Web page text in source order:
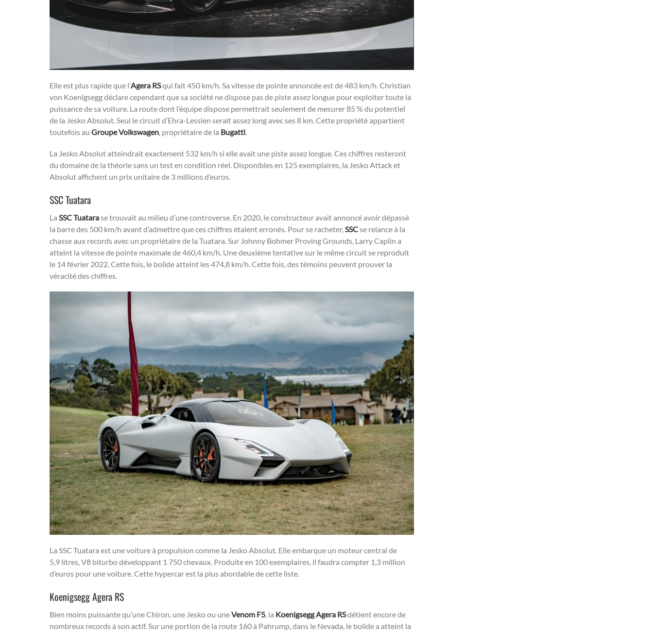
Elle est plus rapide que l’Agera RSqui fait 450 km/h. Sa vitesse de pointe annoncée est de 483 km/h. Christian
von Koenigsegg déclare cependant que sa société ne dispose pas de piste assez longue pour exploiter toute la
puissance de sa voiture. La route dont l’équipe dispose permettrait seulement de mesurer 85 % du potentiel
de la Jesko Absolut. Seul le circuit d’Ehra-Lessien serait assez long avec ses 8 km. Cette propriété appartient
toutefois au Groupe Volkswagen, propriétaire de la Bugatti.
La Jesko Absolut atteindrait exactement 532 km/h si elle avait une piste assez longue. Ces chiffres resteront
du domaine de la théorie sans un test en condition réel. Disponibles en 125 exemplaires, la Jesko Attack et
Absolut affichent un prix unitaire de 3 millions d’euros.
SSC Tuatara
La SSC Tuatarase trouvait au milieu d’une controverse. En 2020, le constructeur avait annoncé avoir dépassé
la barre des 500 km/h avant d’admettre que ces chiffres étaient erronés. Pour se racheter,SSCse relance à la
chasse aux records avec un propriétaire de la Tuatara. Sur Johnny Bohmer Proving Grounds, Larry Caplin a
atteint la vitesse de pointe maximale de 460,4 km/h. Une deuxième tentative sur le même circuit se reproduit
le 14 février 2022. Cette fois, le bolide atteint les 474,8 km/h. Cette fois, des témoins peuvent prouver la
véracité des chiffres.
La SSC Tuatara est une voiture à propulsion comme la Jesko Absolut. Elle embarque un moteur central de
5,9 litres, V8 biturbo développant 1 750 chevaux. Produite en 100 exemplaires, il faudra compter 1,3 million
d’euros pour une voiture. Cette hypercar est la plus abordable de cette liste.
Koenigsegg Agera RS
Bien moins puissante qu’une Chiron, une Jesko ou uneVenom F5, la Koenigsegg Agera RSdétient encore de
nombreux records à son actif. Sur une portion de la route 160 à Pahrump, dans le Nevada, le bolide a atteint la